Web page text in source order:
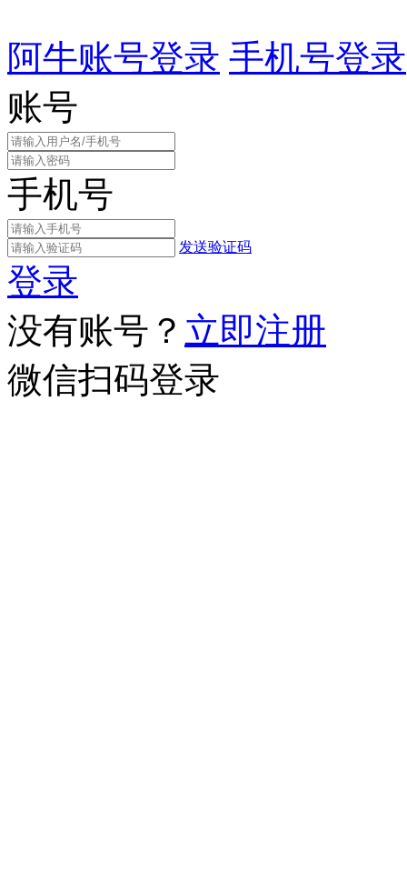
阿牛账号登录 手机号登录
账号
手机号
发送验证码
登录
没有账号？ 立即注册
微信扫码登录